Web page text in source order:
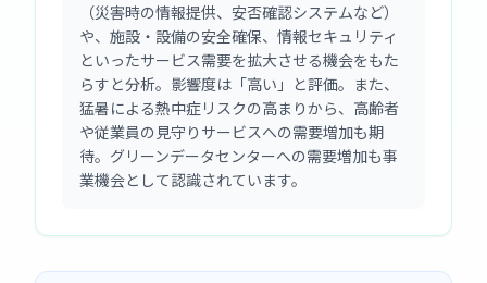
（災害時の情報提供、安否確認システムなど）
や、施設・設備の安全確保、情報セキュリティ
といったサービス需要を拡大させる機会をもた
らすと分析。影響度は「高い」と評価。また、
猛暑による熱中症リスクの高まりから、高齢者
や従業員の見守りサービスへの需要増加も期
待。グリーンデータセンターへの需要増加も事
業機会として認識されています。